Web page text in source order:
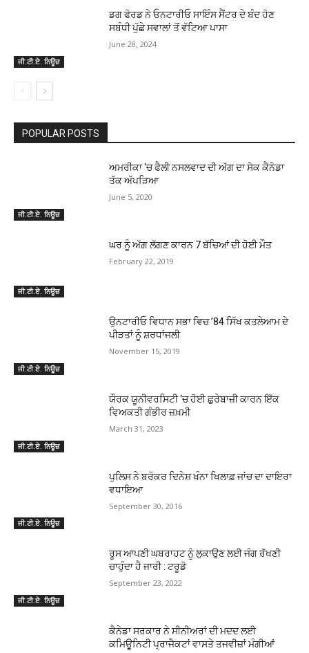
ਜੀ.ਟੀ.ਏ. ਨਿਊਜ਼
ਡਗ ਫੋਰਡ ਨੇ ਓਨਟਾਰੀਓ ਸਾਇੰਸ ਸੈਂਟਰ ਦੇ ਬੰਦ ਹੋਣ
ਸਬੰਧੀ ਪੁੱਛੇ ਸਵਾਲਾਂ ਤੋਂ ਵੱਟਿਆ ਪਾਸਾ
June 28, 2024
POPULAR POSTS
ਜੀ.ਟੀ.ਏ. ਨਿਊਜ਼
ਅਮਰੀਕਾ ‘ਚ ਫੈਲੀ ਨਸਲਵਾਦ ਦੀ ਅੱਗ ਦਾ ਸੇਕ ਕੈਨੇਡਾ
ਤੱਕ ਅੱਪੜਿਆ
June 5, 2020
ਜੀ.ਟੀ.ਏ. ਨਿਊਜ਼
ਘਰ ਨੂੰ ਅੱਗ ਲੱਗਣ ਕਾਰਨ 7 ਬੱਚਿਆਂ ਦੀ ਹੋਈ ਮੌਤ
February 22, 2019
ਜੀ.ਟੀ.ਏ. ਨਿਊਜ਼
ਉਨਟਾਰੀਓ ਵਿਧਾਨ ਸਭਾ ਵਿਚ ’84 ਸਿੱਖ ਕਤਲੇਆਮ ਦੇ
ਪੀੜਤਾਂ ਨੂੰ ਸ਼ਰਧਾਂਜਲੀ
November 15, 2019
ਜੀ.ਟੀ.ਏ. ਨਿਊਜ਼
ਯੌਰਕ ਯੂਨੀਵਰਸਿਟੀ ‘ਚ ਹੋਈ ਛੁਰੇਬਾਜ਼ੀ ਕਾਰਨ ਇੱਕ
ਵਿਅਕਤੀ ਗੰਭੀਰ ਜ਼ਖ਼ਮੀ
March 31, 2023
ਜੀ.ਟੀ.ਏ. ਨਿਊਜ਼
ਪੁਲਿਸ ਨੇ ਬਰੋਕਰ ਦਿਨੇਸ਼ ਖੰਨਾ ਖਿਲਾਫ਼ ਜਾਂਚ ਦਾ ਦਾਇਰਾ
ਵਧਾਇਆ
September 30, 2016
ਜੀ.ਟੀ.ਏ. ਨਿਊਜ਼
ਰੂਸ ਆਪਣੀ ਘਬਰਾਹਟ ਨੂੰ ਲੁਕਾਉਣ ਲਈ ਜੰਗ ਰੱਖਣੀ
ਚਾਹੁੰਦਾ ਹੈ ਜਾਰੀ : ਟਰੂਡੋ
September 23, 2022
ਕੈਨੇਡਾ ਸਰਕਾਰ ਨੇ ਸੀਨੀਅਰਾਂ ਦੀ ਮਦਦ ਲਈ
ਕਮਿਊਨਿਟੀ ਪ੍ਰਾਜੈਕਟਾਂ ਵਾਸਤੇ ਤਜਵੀਜ਼ਾਂ ਮੰਗੀਆਂ